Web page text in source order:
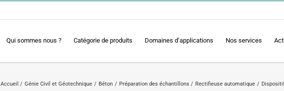
Qui sommes nous ? Catégorie de produits Domaines d’applications Nos services
Accueil Génie Civil et Géotechnique Béton Préparation des échantillons Rectifieuse automatique